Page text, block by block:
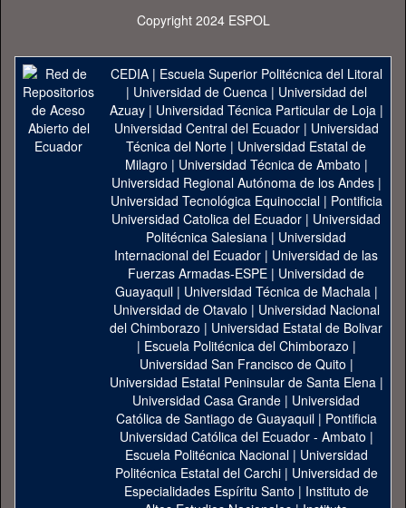
Copyright 2024 ESPOL
CEDIA| Escuela Superior Politécnica del Litoral
| Universidad de Cuenca| Universidad del
Azuay| Universidad Técnica Particular de Loja|
Universidad Central del Ecuador| Universidad
Técnica del Norte | Universidad Estatal de
Milagro | Universidad Técnica de Ambato |
Universidad Regional Autónoma de los Andes|
Universidad Tecnológica Equinoccial| Pontificia
Universidad Catolica del Ecuador | Universidad
Politécnica Salesiana | Universidad
Internacional del Ecuador | Universidad de las
Fuerzas Armadas-ESPE | Universidad de
Guayaquil| Universidad Técnica de Machala|
Universidad de Otavalo | Universidad Nacional
del Chimborazo | Universidad Estatal de Bolivar
| Escuela Politécnica del Chimborazo |
Universidad San Francisco de Quito |
Universidad Estatal Peninsular de Santa Elena|
Universidad Casa Grande | Universidad
Católica de Santiago de Guayaquil| Pontificia
Universidad Católica del Ecuador - Ambato |
Escuela Politécnica Nacional| Universidad
Politécnica Estatal del Carchi| Universidad de
Especialidades Espíritu Santo | Instituto de